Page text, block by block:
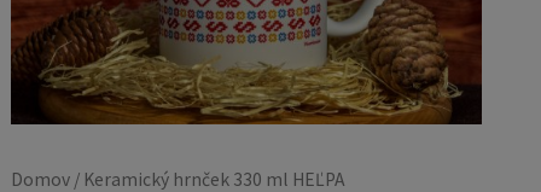
Domov / Keramický hrnček 330 ml HEĽPA